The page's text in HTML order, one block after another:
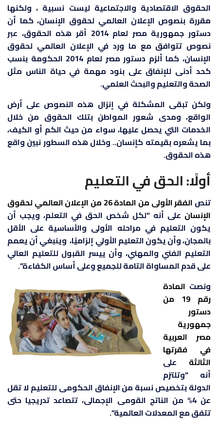
الحقوق الاقتصادية والاجتماعية ليست نسبية ، ولكنها
مقررة بنصوص الإعلان العالمي لحقوق الإنسان، كما أن
دستور جمهورية مصر لعام 2014 أقر هذه الحقوق، عبر
نصوص تتوافق مع ما ورد في الإعلان العالمي لحقوق
الإنسان، كما ألزم دستور مصر لعام 2014 الحكومة بنسب
كحد أدنى للإنفاق على بنود مهمة في حياة الناس مثل
الصحة والتعليم والبحث العلمي.
ولكن تبقى المشكلة في إنزال هذه النصوص على أرض
الواقع، ومدى شعور المواطن بتلك الحقوق من خلال
الخدمات التي يحصل عليها، سواء من حيث الكم أو الكيف،
بما يشعره بقيمته كإنسان.. وخلال هذه السطور نبين واقع
هذه الحقوق.
أولًا: الحق في التعليم
تنص
الفقر الأولى من المادة 26 من الإعلان العالمي لحقوق
الإنسان على أنه “لكل شخص الحق في التعلم، ويجب أن
يكون التعليم في مراحله الأولى والأساسية على الأقل
بالمجان، وأن يكون التعليم الأولي إلزاميًا، وينبغي أن يعمم
التعليم الفني والمهني، وأن ييسر القبول للتعليم العالي
على قدم المساواة التامة للجميع وعلى أساس الكفاءة”.
ونصت المادة
رقم 19 من
دستور
جمهورية
مصر العربية
في فقرتها
الثالثة على
أنه “وتلتزم
الدولة بتخصيص نسبة من الإنفاق الحكومى للتعليم لا تقل
عن 4% من الناتج القومى الإجمالى، تتصاعد تدريجيا حتى
تتفق مع المعدلات العالمية”.